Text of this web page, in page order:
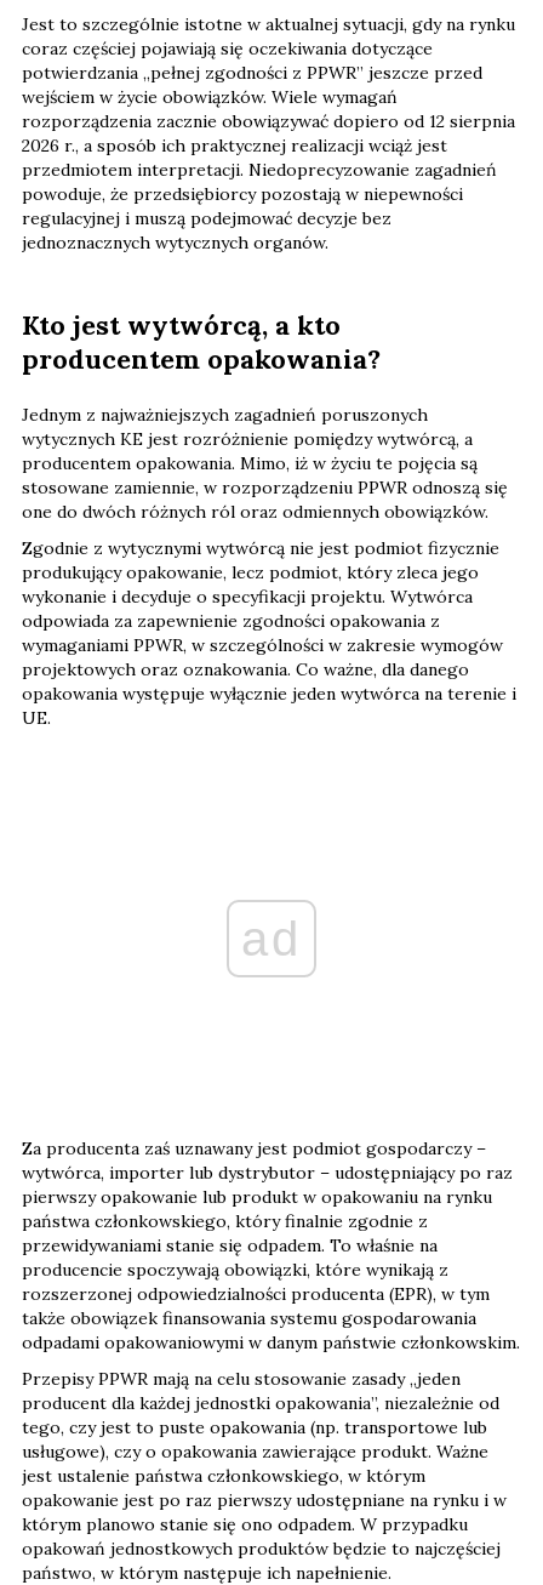
Jest to szczególnie istotne w aktualnej sytuacji, gdy na rynku
coraz częściej pojawiają się oczekiwania dotyczące
potwierdzania „pełnej zgodności z PPWR” jeszcze przed
wejściem w życie obowiązków. Wiele wymagań
rozporządzenia zacznie obowiązywać dopiero od 12 sierpnia
2026 r., a sposób ich praktycznej realizacji wciąż jest
przedmiotem interpretacji. Niedoprecyzowanie zagadnień
powoduje, że przedsiębiorcy pozostają w niepewności
regulacyjnej i muszą podejmować decyzje bez
jednoznacznych wytycznych organów.
Kto jest wytwórcą, a kto
producentem opakowania?
Jednym z najważniejszych zagadnień poruszonych
wytycznych KE jest rozróżnienie pomiędzy wytwórcą, a
producentem opakowania. Mimo, iż w życiu te pojęcia są
stosowane zamiennie, w rozporządzeniu PPWR odnoszą się
one do dwóch różnych ról oraz odmiennych obowiązków.
Zgodnie z wytycznymi wytwórcą nie jest podmiot fizycznie
produkujący opakowanie, lecz podmiot, który zleca jego
wykonanie i decyduje o specyfikacji projektu. Wytwórca
odpowiada za zapewnienie zgodności opakowania z
wymaganiami PPWR, w szczególności w zakresie wymogów
projektowych oraz oznakowania. Co ważne, dla danego
opakowania występuje wyłącznie jeden wytwórca na terenie i
UE.
ad
Za producenta zaś uznawany jest podmiot gospodarczy –
wytwórca, importer lub dystrybutor – udostępniający po raz
pierwszy opakowanie lub produkt w opakowaniu na rynku
państwa członkowskiego, który finalnie zgodnie z
przewidywaniami stanie się odpadem. To właśnie na
producencie spoczywają obowiązki, które wynikają z
rozszerzonej odpowiedzialności producenta (EPR), w tym
także obowiązek finansowania systemu gospodarowania
odpadami opakowaniowymi w danym państwie członkowskim.
Przepisy PPWR mają na celu stosowanie zasady „jeden
producent dla każdej jednostki opakowania”, niezależnie od
tego, czy jest to puste opakowania (np. transportowe lub
usługowe), czy o opakowania zawierające produkt. Ważne
jest ustalenie państwa członkowskiego, w którym
opakowanie jest po raz pierwszy udostępniane na rynku i w
którym planowo stanie się ono odpadem. W przypadku
opakowań jednostkowych produktów będzie to najczęściej
państwo, w którym następuje ich napełnienie.